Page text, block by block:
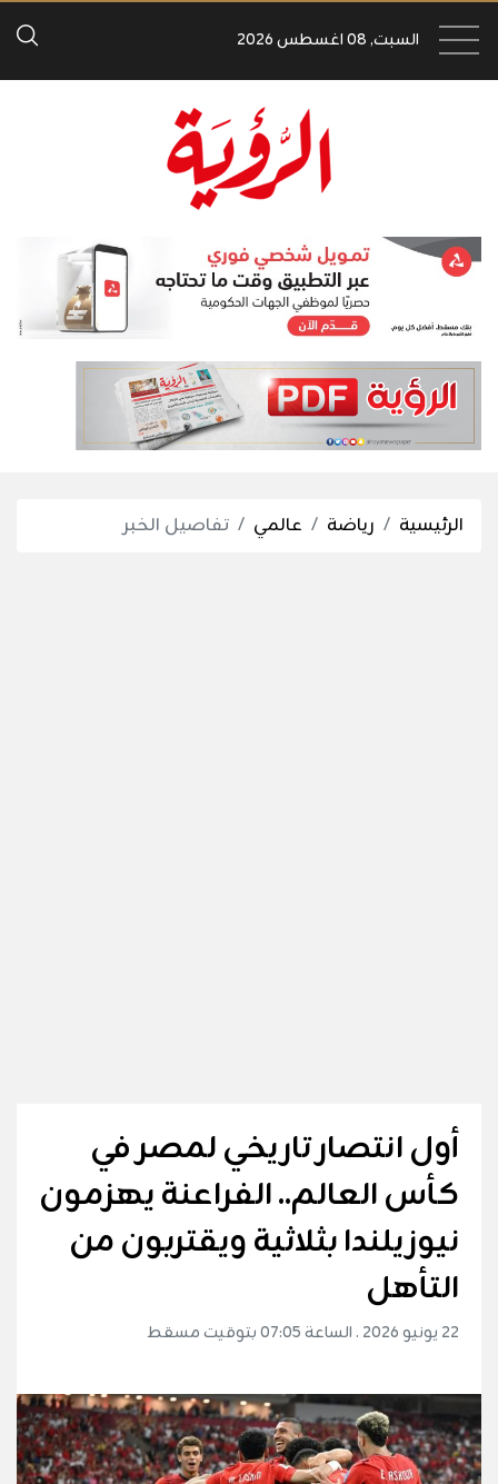
السبت, 08 اغسطس 2026
الرئيسية رياضة عالمي تفاصيل الخبر
أول انتصار تاريخي لمصر في
كأس العالم.. الفراعنة يهزمون
نيوزيلندا بثلاثية ويقتربون من
التأهل
22 يونيو 2026 . الساعة 07:05 بتوقيت مسقط